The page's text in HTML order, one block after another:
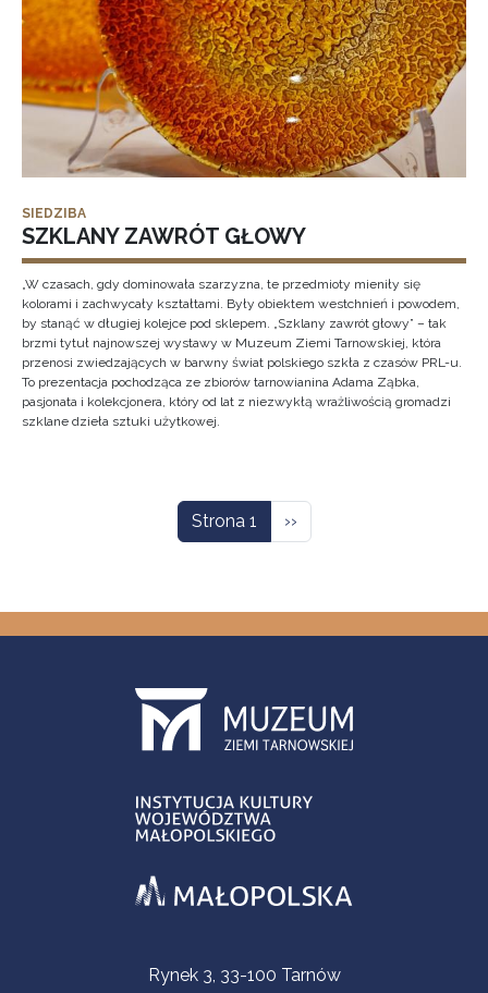
SIEDZIBA
SZKLANY ZAWRÓT GŁOWY
„W czasach, gdy dominowała szarzyzna, te przedmioty mieniły się
kolorami i zachwycały kształtami. Były obiektem westchnień i powodem,
by stanąć w długiej kolejce pod sklepem. „Szklany zawrót głowy” – tak
brzmi tytuł najnowszej wystawy w Muzeum Ziemi Tarnowskiej, która
przenosi zwiedzających w barwny świat polskiego szkła z czasów PRL-u.
To prezentacja pochodząca ze zbiorów tarnowianina Adama Ząbka,
pasjonata i kolekcjonera, który od lat z niezwykłą wrażliwością gromadzi
szklane dzieła sztuki użytkowej.
Strona 1 Następna strona
››
Informacje kontaktoweRynek 3, 33-100 Tarnów